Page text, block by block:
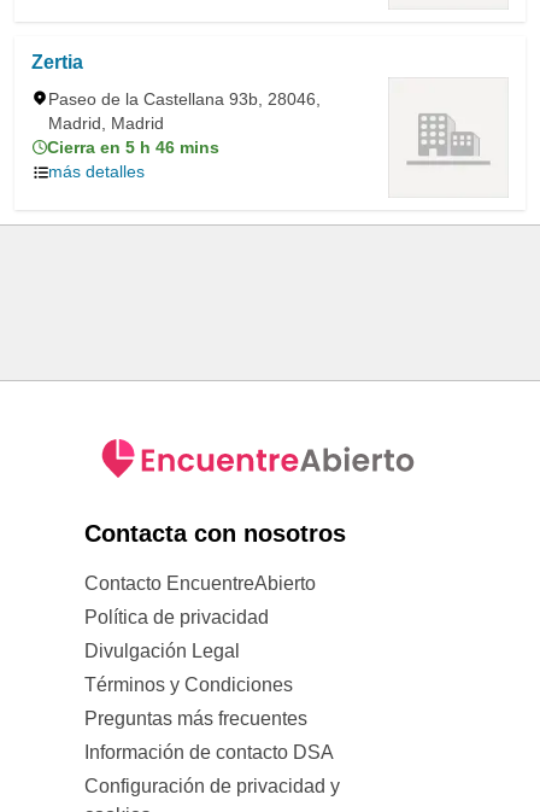
Zertia
Paseo de la Castellana 93b, 28046,
Madrid, Madrid
Cierra en 5 h 46 mins
más detalles
Contacta con nosotros
Contacto EncuentreAbierto
Política de privacidad
Divulgación Legal
Términos y Condiciones
Preguntas más frecuentes
Información de contacto DSA
Configuración de privacidad y